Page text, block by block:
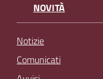
NOVITÀ
Notizie
Comunicati